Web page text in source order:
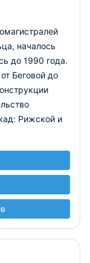
началось
до 1990 года.
Беговой до
Рижской и